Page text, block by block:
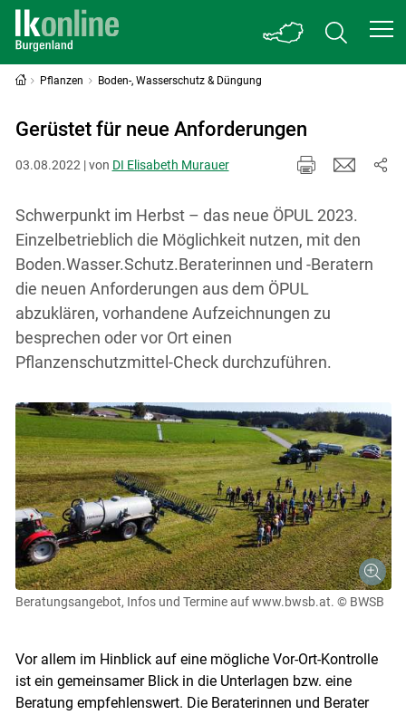
Pflanzen Boden-, Wasserschutz & Düngung
Gerüstet für neue Anforderungen
03.08.2022 | von DI Elisabeth Murauer
Schwerpunkt im Herbst – das neue ÖPUL 2023.
Einzelbetrieblich die Möglichkeit nutzen, mit den
Boden.Wasser.Schutz.Beraterinnen und -Beratern
die neuen Anforderungen aus dem ÖPUL
abzuklären, vorhandene Aufzeichnungen zu
besprechen oder vor Ort einen
Pflanzenschutzmittel-Check durchzuführen.
Beratungsangebot, Infos und Termine auf www.bwsb.at. © BWSB
Vor allem im Hinblick auf eine mögliche Vor-Ort-Kontrolle
ist ein gemeinsamer Blick in die Unterlagen bzw. eine
Beratung empfehlenswert. Die Beraterinnen und Berater